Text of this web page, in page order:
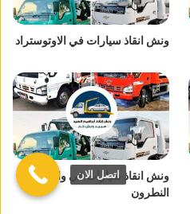
ونش انقاذ سيارات في الاوتوستراد
ونش انقاذ سيارات في وادي
النطرون
اتصل الان